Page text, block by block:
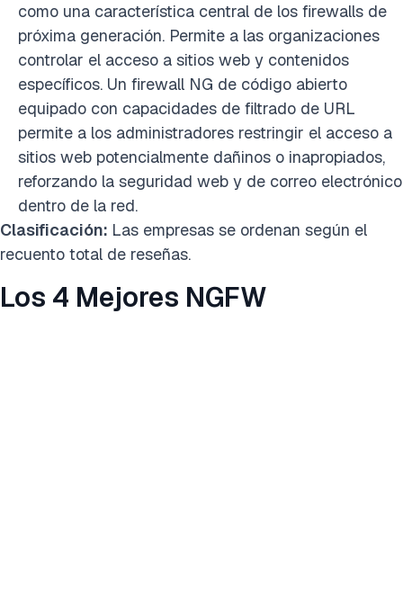
como una característica central de los firewalls de
próxima generación. Permite a las organizaciones
controlar el acceso a sitios web y contenidos
específicos. Un firewall NG de código abierto
equipado con capacidades de filtrado de URL
permite a los administradores restringir el acceso a
sitios web potencialmente dañinos o inapropiados,
reforzando la seguridad web y de correo electrónico
dentro de la red.
Clasificación: Las empresas se ordenan según el
recuento total de reseñas.
Los 4 Mejores NGFW